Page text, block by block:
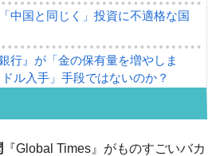
中国と同じく」投資に不適格な国
銀行』が「金の保有量を増やしま
ル入手」手段ではないのか？
金の動きに強く左右される状態
ってきた李在明。李在明を支持しな
『Global Times』がものすごいバカ